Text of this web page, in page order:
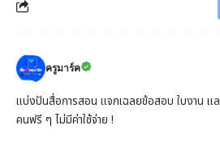
ครูมาร์ค
แบ่งปันสื่อการสอน แจกเฉลยข้อสอบ ใบงาน แ
คนฟรี ๆ ไม่มีค่าใช้จ่าย !